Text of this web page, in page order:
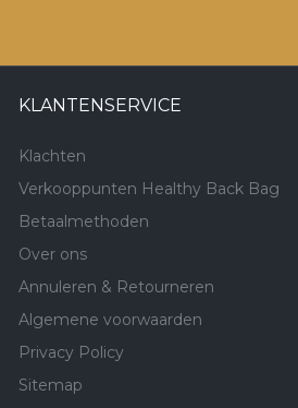
KLANTENSERVICE
Klachten
Verkooppunten Healthy Back Bag
Betaalmethoden
Over ons
Annuleren & Retourneren
Algemene voorwaarden
Privacy Policy
Sitemap